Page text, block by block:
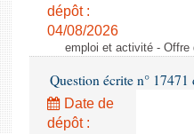
dépôt :
04/08/2026
emploi et activité - Offre
Question écrite n°
Date de
dépôt :